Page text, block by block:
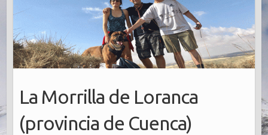
La Morrilla de Loranca
(provincia de Cuenca)